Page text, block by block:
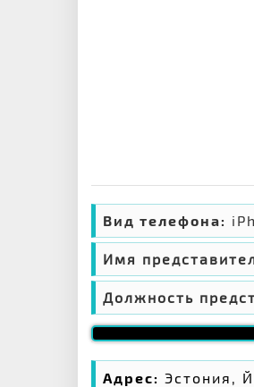
Вид телефона:
Имя
Должность
Адрес: Эстония,